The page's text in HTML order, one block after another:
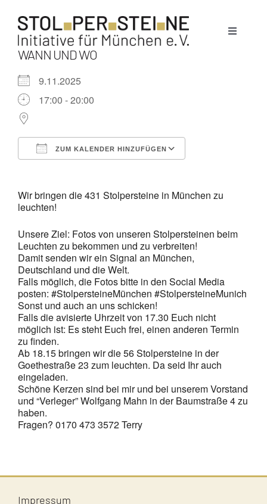
Inhalt
springen
Toggle
Stolpersteine
München
News
Termine
Über uns
Jugendliche
Unterstützen
Kontakt
SUCHE
NACH:
WANN UND WO
9.11.2025
17:00 - 20:00
ZUM KALENDER HINZUFÜGEN
Wir bringen die 431 Stolpersteine in München zu
leuchten!
Unsere Ziel: Fotos von unseren Stolpersteinen beim
Leuchten zu bekommen und zu verbreiten!
Damit senden wir ein Signal an München,
Deutschland und die Welt.
Falls möglich, die Fotos bitte in den Social Media
posten: #StolpersteineMünchen #StolpersteineMunich
Sonst und auch an uns schicken!
Falls die avisierte Uhrzeit von 17.30 Euch nicht
möglich ist: Es steht Euch frei, einen anderen Termin
zu finden.
Ab 18.15 bringen wir die 56 Stolpersteine in der
Goethestraße 23 zum leuchten. Da seid Ihr auch
eingeladen.
Schöne Kerzen sind bei mir und bei unserem Vorstand
und “Verleger” Wolfgang Mahn in der Baumstraße 4 zu
haben.
Fragen? 0170 473 3572 Terry
Impressum